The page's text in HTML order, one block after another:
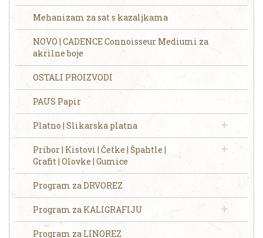
Mehanizam za sat s kazaljkama
NOVO | CADENCE Connoisseur Mediumi za
akrilne boje
OSTALI PROIZVODI
PAUS Papir
Platno | Slikarska platna
Pribor | Kistovi | Četke | Špahtle |
Grafit | Olovke | Gumice
Program za DRVOREZ
Program za KALIGRAFIJU
Program za LINOREZ